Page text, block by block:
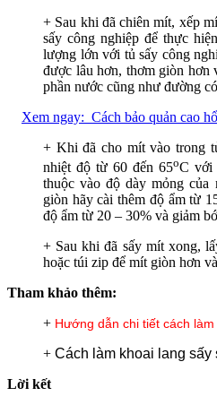
+ Sau khi đã chiên mít, xếp
sấy công nghiệp để thực
lượng lớn với tủ sấy công
được lâu hơn, thơm giòn hơn
phần nước cũng như đường
Xem ngay: Cách bảo quản cao
+ Khi đã cho mít vào trong
nhiệt độ từ 60 đến 65oC với
thuộc vào độ dày mỏng của
giòn hãy cài thêm độ ẩm từ
độ ẩm từ 20 – 30% và giảm
+ Sau khi đã sấy mít xong,
hoặc túi zip để mít giòn hơn
Tham khảo thêm:
+ Hướng dẫn chi tiết cách
+ Cách làm khoai lang
Lời kết